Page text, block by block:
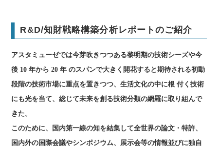
R&D/知財戦略構築分析レポートのご紹介
アスタミューゼでは今芽吹きつつある黎明期の技術シーズや今
後 10 年から 20 年 のスパンで大きく開花すると期待される初動
段階の技術市場に重点を置きつつ、生活文化の中に根 付く技術
にも光を当て、総じて未来を創る技術分類の網羅に取り組んで
きた。
このために、国内第一線の知を結集して全世界の論文・特許、
国内外の国際会議やシンポジウム、展示会等の情報並びに独自